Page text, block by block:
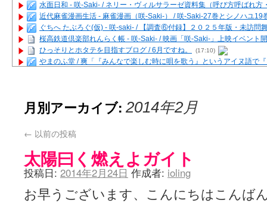
水面日和 - 咲-Saki- / ネリー・ヴィルサラーゼ資料集（呼び方呼ばれ方
近代麻雀漫画生活 - 麻雀漫画（咲-Saki-） / 咲-Saki-27巻とシノハユ
ぐちへ たぶろぐ(仮) - 咲-saki- / 【調査⑥付録】２０２５年版・未訪問
桜高鉄道倶楽部れんらく帳 - 咲-Saki- / 映画「咲-Saki-」上映イベント
ひっそりとホタテを目指すブログ / 6月ですね。
(17:10)
やまのふ堂 / 爽「『みんなで楽しむ時に唄を歌う』というアイヌ語で
咲クラ女子 - 咲-Saki- / 姫松の上重漫ちゃんと演じている伊達朱里紗さ
咲ミダレ - 咲-saki- / MJ第14回咲CUP 咲なま他
はやりの如く☆ - 咲-saki- / 悪いこと【SS】
麻雀雑記あれこれ - 咲 -Saki- / 咲-Saki-キャラが台湾麻雀を打ったらど
またの名を咲ブログ - 咲-Saki- / 男体化すると聞いての落書き
あっちが変 / あっちが変 (08:31)
あにてつ！ / 千里山に行ってきました（2017年09月） (06:14)
月別アーカイブ: 2014年2月
← 以前の投稿
太陽曰く燃えよガイト
投稿日: 2014年2月24日 作成者: ioling
お早うございます、こんにちはこんば